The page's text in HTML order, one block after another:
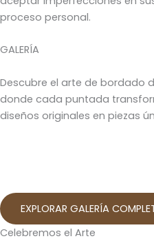
proceso personal.
GALERÍA
Descubre el arte de bordado
donde cada puntada
diseños originales en piezas
EXPLORAR GALERÍA
Celebremos el Arte